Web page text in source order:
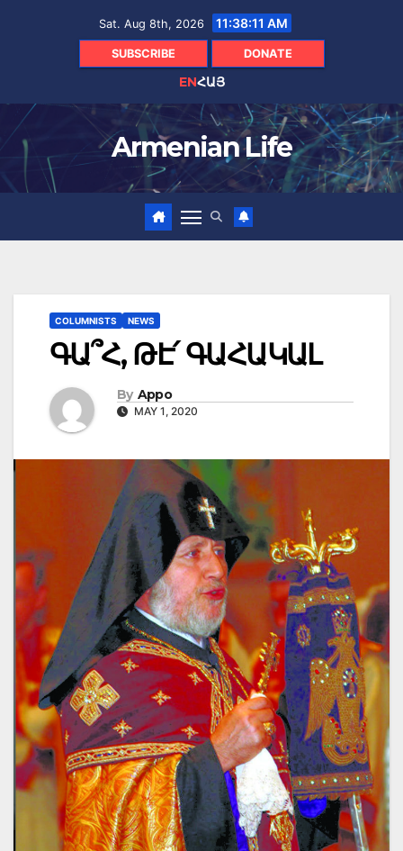
Sat. Aug 8th, 2026 11:38:12 AM
SUBSCRIBE DONATE
ENՀԱՅ
Armenian Life
COLUMNISTS NEWS
ԳԱ՞Հ, ԹԷ՛ ԳԱՀԱԿԱԼ
By Appo
MAY 1, 2020